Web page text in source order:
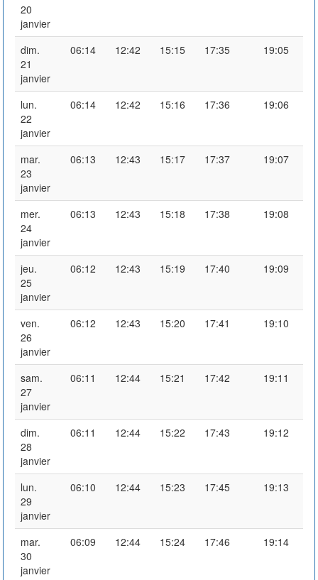
20
janvier
dim.
21
janvier
06:14 12:42 15:15 17:35 19:05
lun.
22
janvier
06:14 12:42 15:16 17:36 19:06
mar.
23
janvier
06:13 12:43 15:17 17:37 19:07
mer.
24
janvier
06:13 12:43 15:18 17:38 19:08
jeu.
25
janvier
06:12 12:43 15:19 17:40 19:09
ven.
26
janvier
06:12 12:43 15:20 17:41 19:10
sam.
27
janvier
06:11 12:44 15:21 17:42 19:11
dim.
28
janvier
06:11 12:44 15:22 17:43 19:12
lun.
29
janvier
06:10 12:44 15:23 17:45 19:13
mar.
30
janvier
06:09 12:44 15:24 17:46 19:14